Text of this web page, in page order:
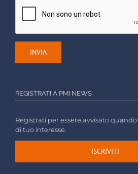
REGISTRATI A PMI NEWS
Registrati per essere avvisato
di tuo interesse.
ISCRIVITI